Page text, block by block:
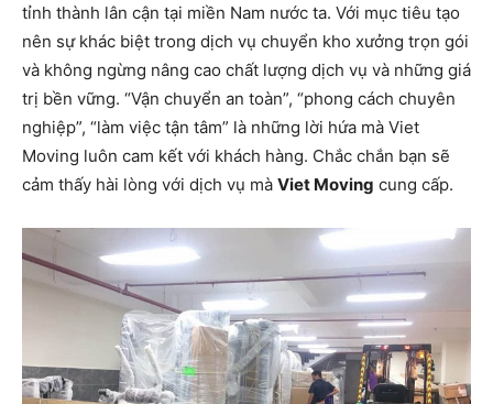
tỉnh thành lân cận tại miền Nam nước ta. Với mục tiêu tạo
nên sự khác biệt trong dịch vụ chuyển kho xưởng trọn gói
và không ngừng nâng cao chất lượng dịch vụ và những giá
trị bền vững. “Vận chuyển an toàn”, “phong cách chuyên
nghiệp”, “làm việc tận tâm” là những lời hứa mà Viet
Moving luôn cam kết với khách hàng. Chắc chắn bạn sẽ
cảm thấy hài lòng với dịch vụ mà Viet Moving cung cấp.